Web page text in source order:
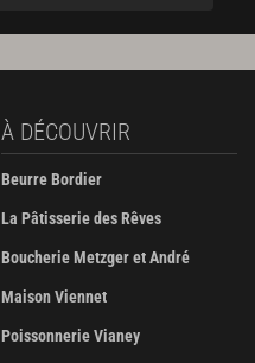
À DÉCOUVRIR
Beurre Bordier
La Pâtisserie des Rêves
Boucherie Metzger et André
Maison Viennet
Poissonnerie Vianey